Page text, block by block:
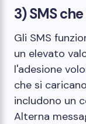
3) SMS
Gli SMS
un elevato
l'adesione
che si
includono un
Alterna